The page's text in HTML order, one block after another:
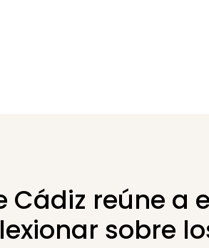
Cádiz reúne a
sobre